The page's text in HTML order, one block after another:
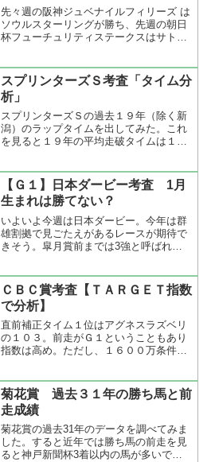
先々週の阪神ジュベナイルフィリーズ は
ソウルスターリングが勝ち、先週の朝日
杯フューチュリティステークスはサトノ
レイデオロがスタンバイ。 レイデオロ
は父キングカメハメハ...
スプリンターズＳ考査「タイム分
析」
スプリンターズＳの過去１９年（除く新
潟）のラップタイムを出してみた。これ
を見ると１９年の平均走破タイムは１分
ると最速は２００１年にトロットスター
が出した１分７秒０、もっ...
【Ｇ１】日本ダービー考査 1月
生まれは勝てない？
いよいよ今週は日本ダービー。今年は群
雄割拠で見ごたえがあるレースが期待で
きそう。皐月賞前までは3強と呼ばれて
じ伏せたディーマジェスティ、皐月賞は
回避してダービーに絞った...
ＣＢＣ賞考査【ＴＡＲＧＥＴ指数
で分析】
直前補正タイム１位はアグネスラズベリ
の１０３。前走がＧ１ということもあり
指数は高め。ただし、１６００万条件の
る。２位はゴールデンキャストとテイエ
ムチュラサンの９９。ゴール...
菊花賞 過去３１年の勝ち馬と前
走成績
菊花賞の過去31年のデータを調べてみま
した。すると近年では勝ち馬の前走を見
ると神戸新聞杯3着以内の馬が多いで